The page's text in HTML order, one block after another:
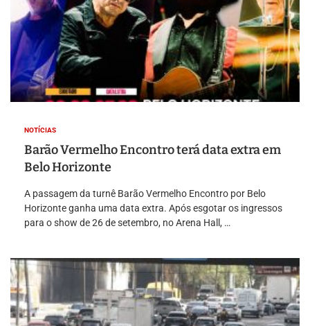
NOTÍCIAS
Barão Vermelho Encontro terá data extra em
Belo Horizonte
A passagem da turnê Barão Vermelho Encontro por Belo
Horizonte ganha uma data extra. Após esgotar os ingressos
para o show de 26 de setembro, no Arena Hall, …